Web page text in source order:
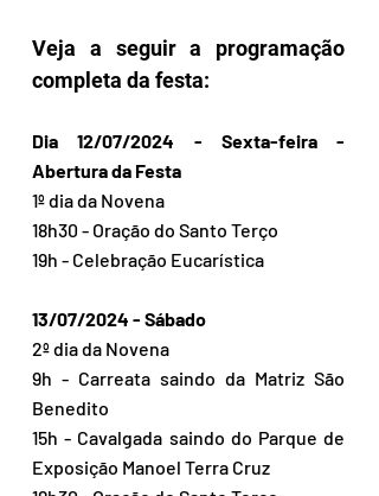
Veja a seguir a programação
completa da festa:
Dia 12/07/2024 - Sexta-feira -
Abertura da Festa
1º dia da Novena
18h30 - Oração do Santo Terço
19h - Celebração Eucarística
13/07/2024 - Sábado
2º dia da Novena
9h - Carreata saindo da Matriz São
Benedito
15h - Cavalgada saindo do Parque de
Exposição Manoel Terra Cruz